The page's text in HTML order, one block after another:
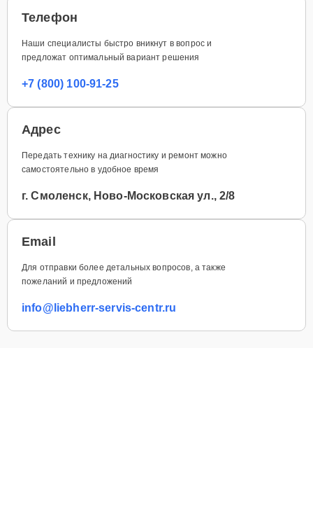
Телефон
Наши специалисты быстро вникнут в вопрос и
предложат оптимальный вариант решения
+7 (800) 100-91-25
Адрес
Передать технику на диагностику и ремонт можно
самостоятельно в удобное время
г. Смоленск, Ново-Московская ул., 2/8
Email
Для отправки более детальных вопросов, а также
пожеланий и предложений
info@liebherr-servis-centr.ru